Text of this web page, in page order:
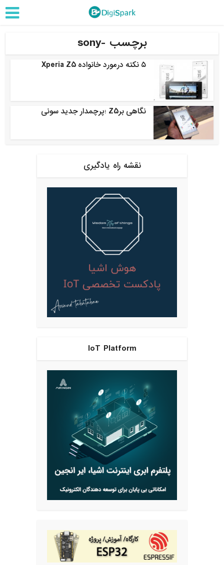
برچسب -sony
۵ نکته درمورد خانواده Xperia Z5
نگاهی برZ5 ؛پرچمدار جدید سونی
نقشه راه یادگیری
IoT Platform